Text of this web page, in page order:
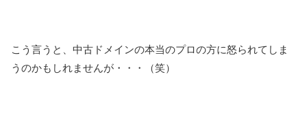
こう言うと、中古ドメインの本当のプロの方に怒られてしま
うのかもしれませんが・・・（笑）